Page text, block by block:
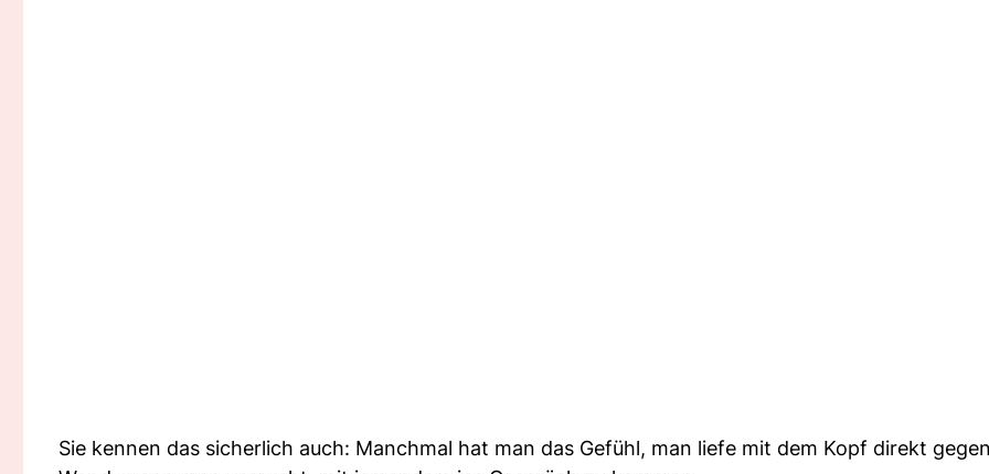
Sie kennen das sicherlich auch: Manchmal hat man das Gefühl, man liefe mit dem Kopf direkt